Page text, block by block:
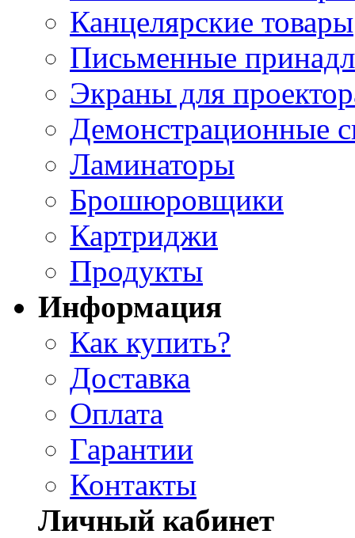
Канцелярские товары
Письменные
Экраны для
Демонстрационные
Ламинаторы
Брошюровщики
Картриджи
Продукты
Информация
Как купить?
Доставка
Оплата
Гарантии
Контакты
Личный кабинет